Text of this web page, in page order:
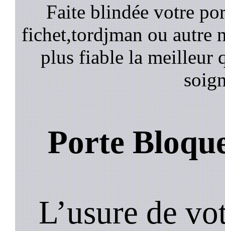
Faite blindée votre
fichet,tordjman ou autre
plus fiable la meilleur
Porte
L’usure de